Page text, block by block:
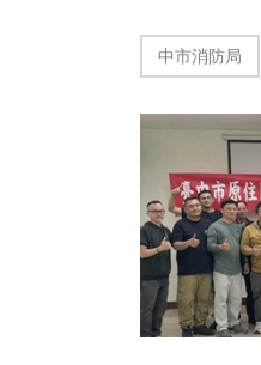
中市消防局
56+
頭條